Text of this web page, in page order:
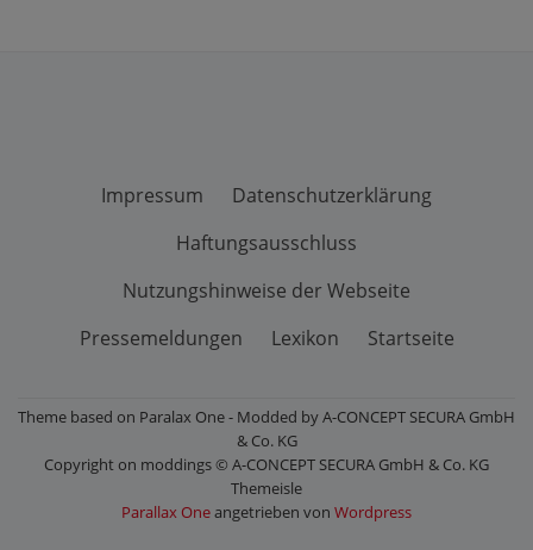
Impressum
Datenschutzerklärung
Haftungsausschluss
Nutzungshinweise der Webseite
Pressemeldungen
Lexikon Startseite
Theme based on Paralax One - Modded by A-CONCEPT SECURA GmbH
& Co. KG
Copyright on moddings © A-CONCEPT SECURA GmbH & Co. KG
Themeisle
Parallax Oneangetrieben von Wordpress